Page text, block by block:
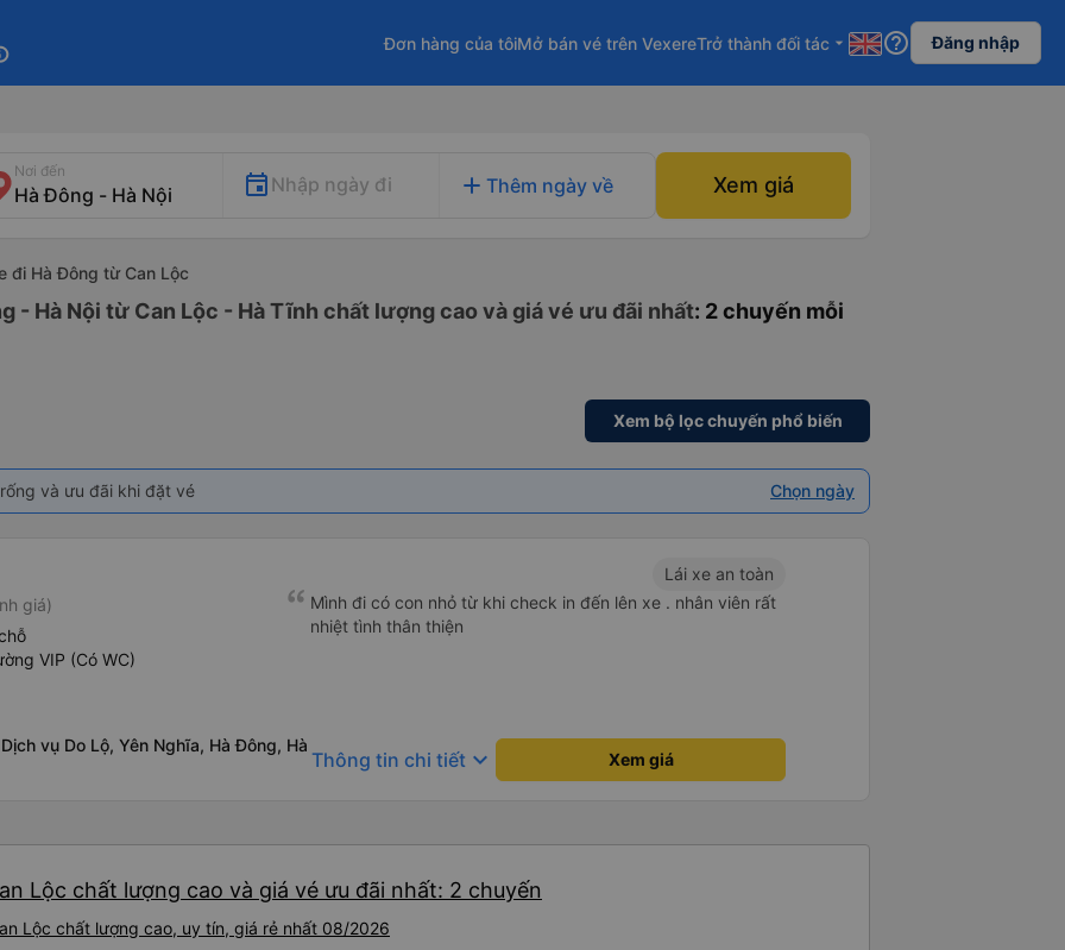
Đơn hàng của tôiMở bán vé trên VexereTrở thành đối tác arrow_drop_down help_outline Đăng nhập
Nơi đến
Nhập ngày đi add Thêm ngày về Xem giá
đi Hà Đông từ Can Lộc
- Hà Nội từ Can Lộc - Hà Tĩnh chất lượng cao và giá vé ưu đãi nhất: 2 chuyến mỗi
Xem bộ lọc chuyến phổ biến
và ưu đãi khi đặt vé Chọn ngày
giá)
VIP (Có WC)
vụ Do Lộ, Yên Nghĩa, Hà Đông, Hà
Lái xe an toàn
Mình đi có con nhỏ từ khi check in đến lên xe . nhân viên rất
nhiệt tình thân thiện
Thông tin chi tiết keyboard_arrow_down Xem giá
Lộc chất lượng cao và giá vé ưu đãi nhất: 2 chuyến
Lộc chất lượng cao, uy tín, giá rẻ nhất 08/2026